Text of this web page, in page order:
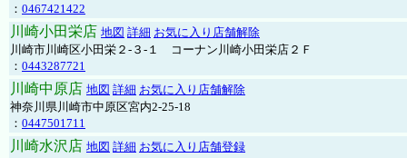
： 0467421422
川崎小田栄店 地図 詳細 お気に入り店舗解除
川崎市川崎区小田栄２‐３‐１ コーナン川崎小田栄店２Ｆ
： 0443287721
川崎中原店 地図 詳細 お気に入り店舗解除
神奈川県川崎市中原区宮内2-25-18
： 0447501711
川崎水沢店 地図 詳細 お気に入り店舗登録